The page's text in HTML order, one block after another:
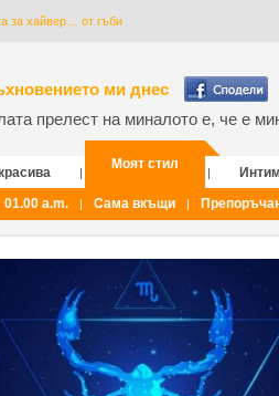
за хайвер… от гъби
ми днес
прелест на миналото е, че е
|
Моят стил
|
01.00 a.m. | Сама вкъщи |